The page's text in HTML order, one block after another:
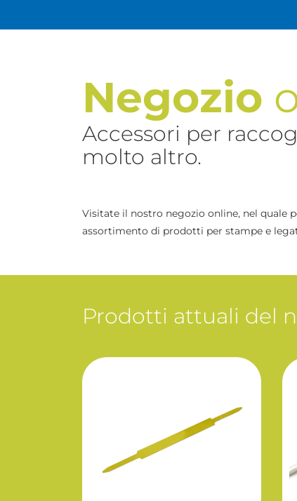
Negozio
Accessori per
molto altro.
Visitate il nostro negozio online, nel quale
assortimento di prodotti per stampe e
Prodotti attuali del